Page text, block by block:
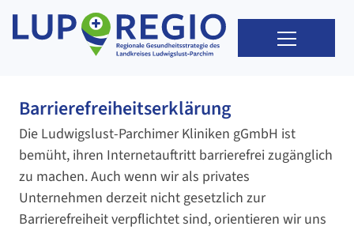
Barrierefreiheitserklärung
Die Ludwigslust-Parchimer Kliniken gGmbH ist
bemüht, ihren Internetauftritt barrierefrei zugänglich
zu machen. Auch wenn wir als privates
Unternehmen derzeit nicht gesetzlich zur
Barrierefreiheit verpflichtet sind, orientieren wir uns